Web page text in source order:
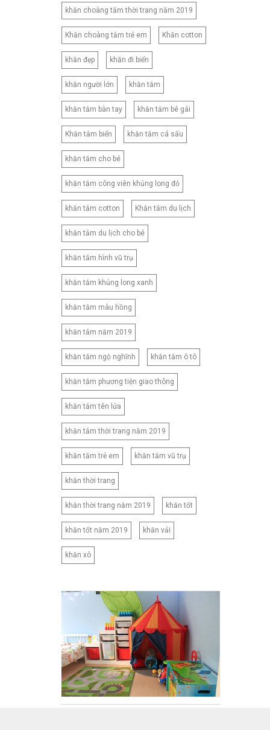
200X230CM
210X230CM
210X240CM
210X250CM
220X240CM
230X245CM
230X250CM
CNB2
CNB4
CNB5
khăn choàng tắm thời trang năm 2019
Khăn choàng tắm trẻ em Khăn cotton
khăn đẹp khăn đi biển
khăn người lớn khăn tắm
khăn tắm bàn tay khăn tắm bé gái
Khăn tắm biển khăn tắm cá sấu
khăn tắm cho bé
khăn tắm công viên khủng long đỏ
khăn tắm cotton Khăn tắm du lịch
khăn tắm du lịch cho bé
khăn tắm hình vũ trụ
khăn tắm khủng long xanh
khăn tắm màu hồng
khăn tắm năm 2019
khăn tắm ngộ nghĩnh khăn tắm ô tô
khăn tắm phương tiện giao thông
khăn tắm tên lửa
khăn tắm thời trang năm 2019
khăn tắm trẻ em khăn tắm vũ trụ
khăn thời trang
khăn thời trang năm 2019 khăn tốt
khăn tốt năm 2019 khăn vải
khăn xô